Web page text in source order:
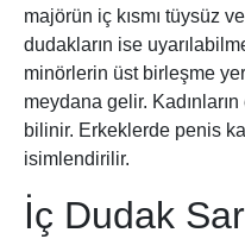
majörün iç kısmı tüysüz
dudakların ise
minörlerin üst birleşme
meydana gelir.
bilinir. Erkeklerde penis
isimlendirilir.
İç Dudak